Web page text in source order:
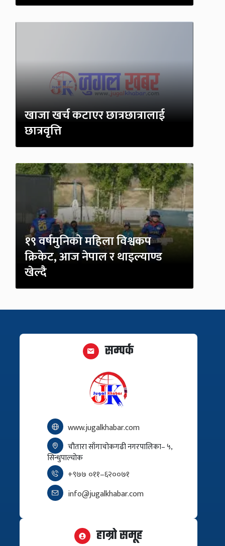
खाजा खर्च कटाएर छात्रछात्रालाई
छात्रवृत्ति
१९ वर्षमुनिको महिला विश्वकप
क्रिकेट, आज नेपाल र थाइल्याण्ड
खेल्दै
सम्पर्क
www.jugalkhabar.com
चौतारा साँगाचोकगढी नगरपालिका– ५,
सिन्धुपाल्चोक
+९७७ ०११–६२००७१
info@jugalkhabar.com
हाम्रो समूह